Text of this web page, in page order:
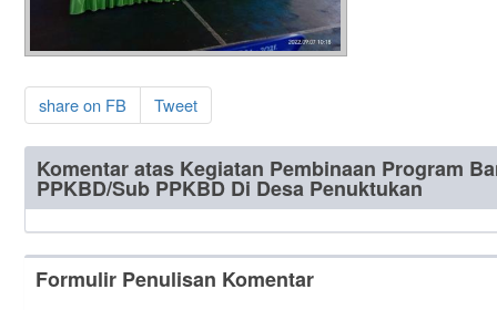
share on FB Tweet
Komentar atas Kegiatan Pembinaan Program
PPKBD/Sub PPKBD Di Desa Penuktukan
Formulir Penulisan Komentar